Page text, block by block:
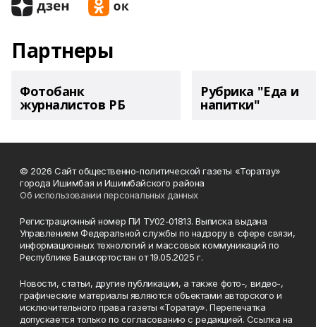
Партнеры
Фотобанк
журналистов РБ
Рубрика "Еда и
напитки"
© 2026 Сайт общественно-политической газеты «Торатау»
города Ишимбая и Ишимбайского района
Об использовании персональных данных
Регистрационный номер ПИ ТУ02-01813. Выписка выдана
Управлением Федеральной службы по надзору в сфере связи,
информационных технологий и массовых коммуникаций по
Республике Башкортостан от 19.05.2025 г.
Новости, статьи, другие публикации, а также фото-, видео-,
графические материалы являются объектами авторского и
исключительного права газеты «Торатау». Перепечатка
допускается только по согласованию с редакцией. Ссылка на